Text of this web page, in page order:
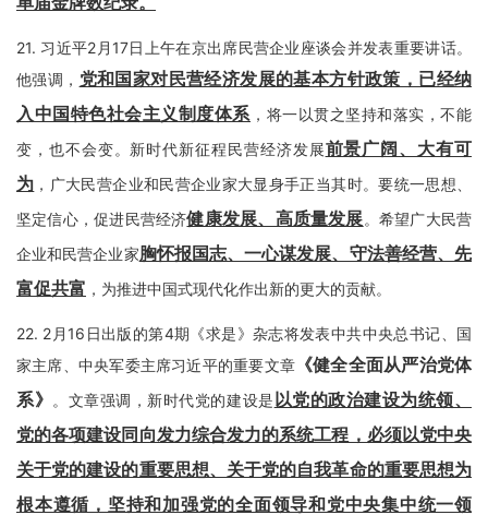
21. 习近平2月17日上午在京出席民营企业座谈会并发表重要讲话。
他强调， 党和国家对民营经济发展的基本方针政策，已经纳
入中国特色社会主义制度体系 ，将一以贯之坚持和落实，不能
变，也不会变。新时代新征程民营经济发展前景广阔、大有可
为 ，广大民营企业和民营企业家大显身手正当其时。要统一思想、
坚定信心，促进民营经济健康发展、高质量发展。希望广大民营
企业和民营企业家胸怀报国志、一心谋发展、守法善经营、先
富促共富 ，为推进中国式现代化作出新的更大的贡献。
22. 2月16日出版的第4期《求是》杂志将发表中共中央总书记、国
家主席、中央军委主席习近平的重要文章 《健全全面从严治党体
系》 。文章强调，新时代党的建设是以党的政治建设为统领、
党的各项建设同向发力综合发力的系统工程，必须以党中央
关于党的建设的重要思想、关于党的自我革命的重要思想为
根本遵循，坚持和加强党的全面领导和党中央集中统一领